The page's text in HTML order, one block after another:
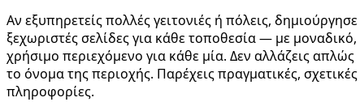
Αν εξυπηρετείς πολλές γειτονιές ή πόλεις, δημιούργησε
ξεχωριστές σελίδες για κάθε τοποθεσία — με μοναδικό,
χρήσιμο περιεχόμενο για κάθε μία. Δεν αλλάζεις απλώς
το όνομα της περιοχής. Παρέχεις πραγματικές, σχετικές
πληροφορίες.